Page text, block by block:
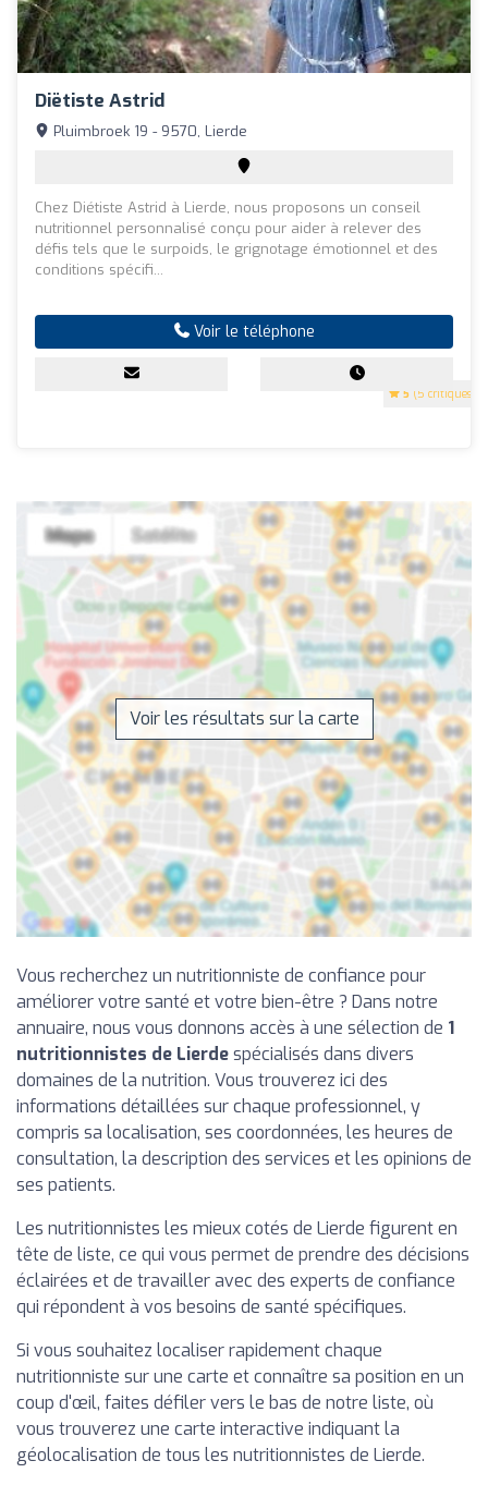
Diëtiste Astrid
5 (5 critiques)
Pluimbroek 19 - 9570, Lierde
Chez Diétiste Astrid à Lierde, nous proposons un conseil
nutritionnel personnalisé conçu pour aider à relever des
défis tels que le surpoids, le grignotage émotionnel et des
conditions spécifi...
Voir le téléphone
Voir les résultats sur la carte
Vous recherchez un nutritionniste de confiance pour
améliorer votre santé et votre bien-être ? Dans notre
annuaire, nous vous donnons accès à une sélection de 1
nutritionnistes de Lierdespécialisés dans divers
domaines de la nutrition. Vous trouverez ici des
informations détaillées sur chaque professionnel, y
compris sa localisation, ses coordonnées, les heures de
consultation, la description des services et les opinions de
ses patients.
Les nutritionnistes les mieux cotés de Lierde figurent en
tête de liste, ce qui vous permet de prendre des décisions
éclairées et de travailler avec des experts de confiance
qui répondent à vos besoins de santé spécifiques.
Si vous souhaitez localiser rapidement chaque
nutritionniste sur une carte et connaître sa position en un
coup d'œil, faites défiler vers le bas de notre liste, où
vous trouverez une carte interactive indiquant la
géolocalisation de tous les nutritionnistes de Lierde.